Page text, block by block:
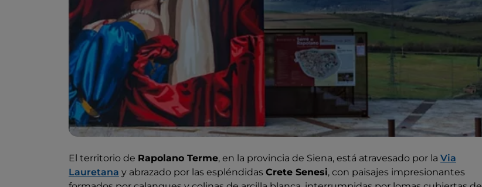
El territorio de Rapolano Terme, en la provincia de Siena, está atravesado por la Via
Lauretana y abrazado por las espléndidas Crete Senesi, con paisajes impresionantes